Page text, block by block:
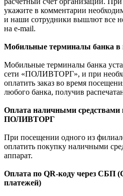
укажите в комментарии
и наши сотрудники вышлют все
на e-mail.
Мобильные терминалы банка в
Мобильные терминалы банка
сети «ПОЛИВТОРГ», и при
оплатить заказ во время
любого банка, получив
Оплата наличными средствами
ПОЛИВТОРГ
При посещении одного из
оплатить покупку наличными
аппарат.
Оплата по QR-коду через СБП
платежей)